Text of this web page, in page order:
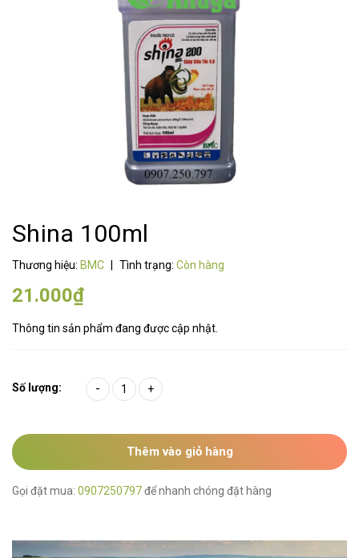
Shina 100ml
Thương hiệu: BMC Tình trạng: Còn hàng
21.000₫
Thông tin sản phẩm đang được cập nhật.
Số lượng: - +
Thêm vào giỏ hàng
Gọi đặt mua: 0907250797để nhanh chóng đặt hàng